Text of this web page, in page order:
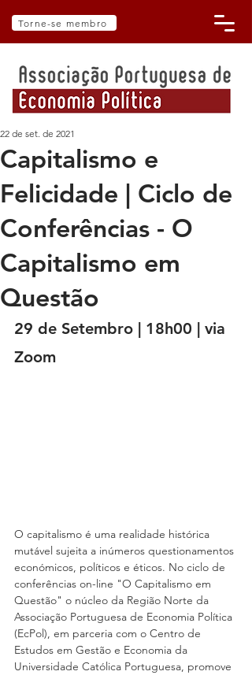
Torne-se membro
Capitalismo e
Felicidade | Ciclo de
Conferências - O
Capitalismo em
Questão
22 de set. de 2021
29 de Setembro | 18h00 | via
Zoom
O capitalismo é uma realidade histórica
mutável sujeita a inúmeros questionamentos
económicos, políticos e éticos. No ciclo de
conferências on-line "O Capitalismo em
Questão" o núcleo da Região Norte da
Associação Portuguesa de Economia Política
(EcPol), em parceria com o Centro de
Estudos em Gestão e Economia da
Universidade Católica Portuguesa, promove